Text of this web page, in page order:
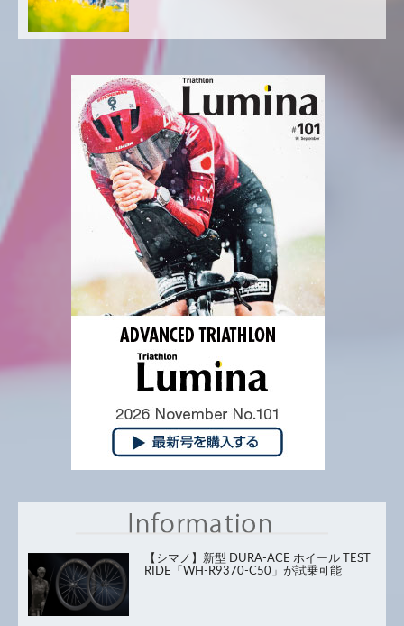
【シマノ】新型 DURA-ACE ホイール TEST
RIDE「WH-R9370-C50」が試乗可能